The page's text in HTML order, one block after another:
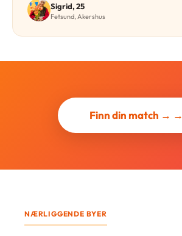
Sigrid, 25
Fetsund, Akershus
Finn din match → →
NÆRLIGGENDE BYER